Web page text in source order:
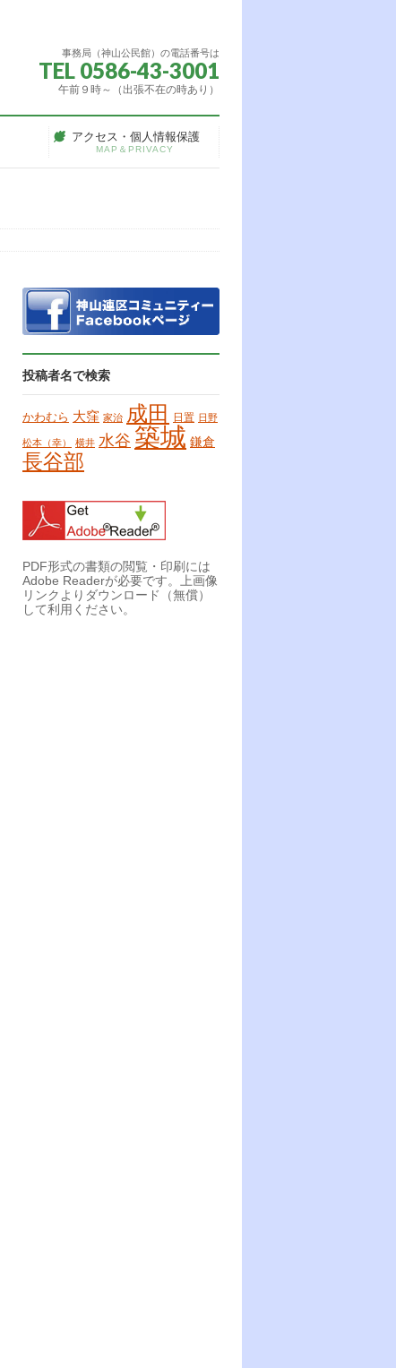
事務局（神山公民館）の電話番号は
TEL 0586-43-3001
午前９時～（出張不在の時あり）
アクセス・個人情報保護
MAP＆PRIVACY
投稿者名で検索
かわむら 大窪 家治 成田 日置 日野
松本（幸） 横井 水谷 築城 鎌倉
長谷部
PDF形式の書類の閲覧・印刷には
Adobe Readerが必要です。上画像
リンクよりダウンロード（無償）
して利用ください。